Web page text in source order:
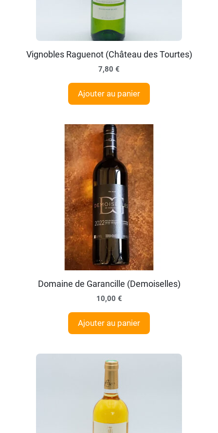
Vignobles Raguenot (Château des Tourtes)
7,80 €
Ajouter au panier
Domaine de Garancille (Demoiselles)
10,00 €
Ajouter au panier